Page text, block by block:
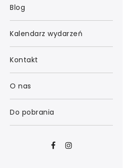
Blog
Kalendarz wydarzeń
Kontakt
O nas
Do pobrania